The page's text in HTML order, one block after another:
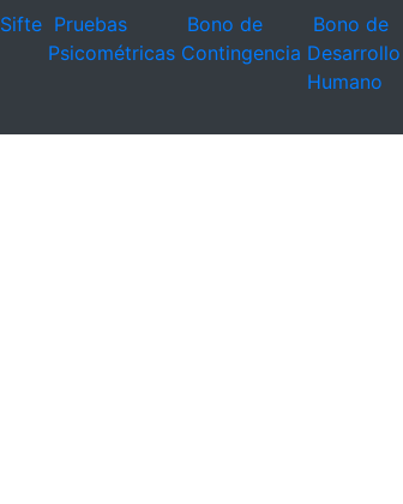
Sifte Pruebas
Psicométricas
Bono de
Contingencia
Bono de
Desarrollo
Humano